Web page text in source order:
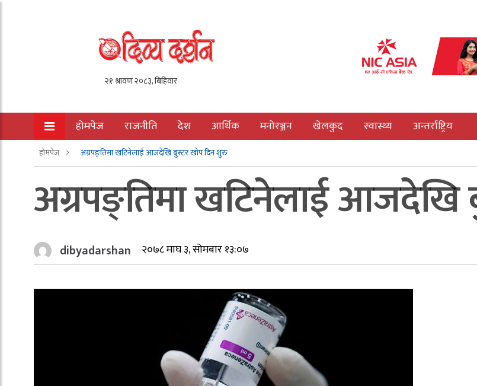
होमपेज राजनीति देश आर्थिक मनोरञ्जन खेलकुद स्वास्थ्य अन्तर्राष्ट्रिय
होमपेज अग्रपङ्तिमा खटिनेलाई आजदेखि बुस्टर खोप दिन शुरु
अग्रपङ्तिमा खटिनेलाई आजदेखि
dibyadarshan २०७८ माघ ३, सोमबार १३:०७